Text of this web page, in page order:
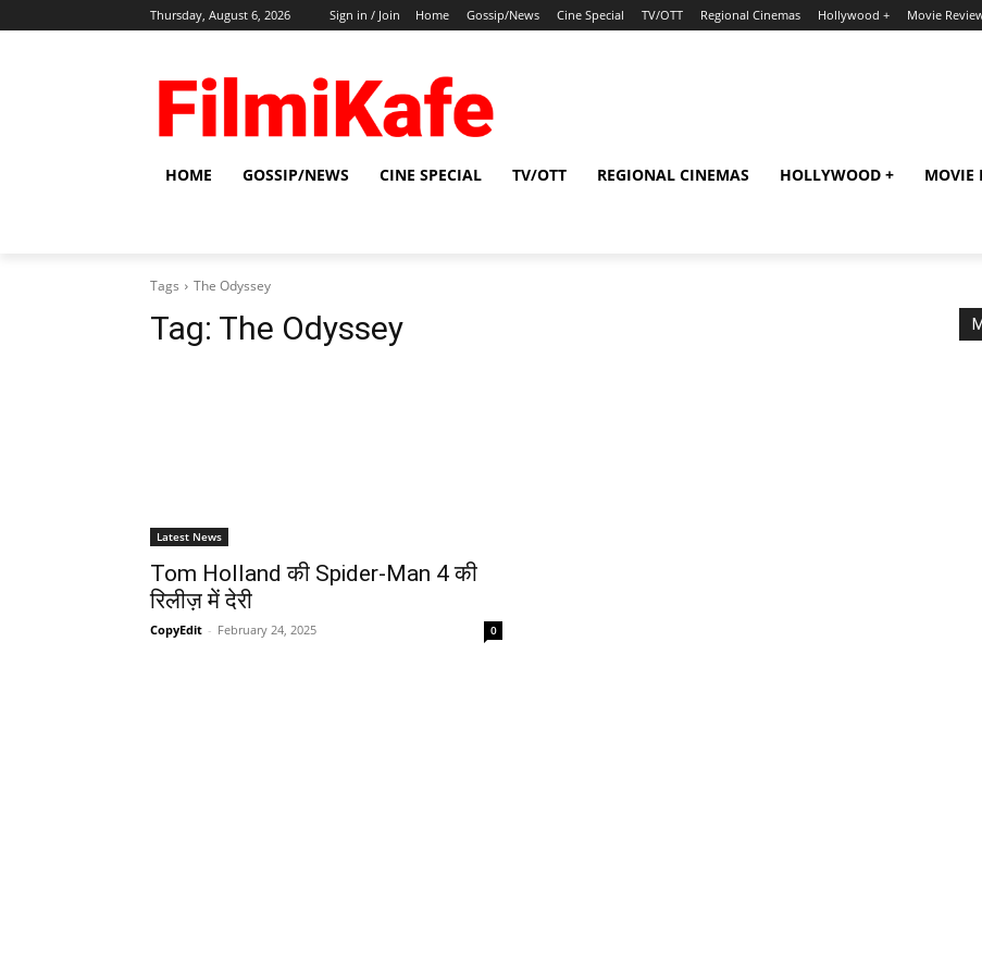
Thursday, August 6, 2026 Sign in / Join Home Gossip/News Cine Special TV/OTT Regional Cinemas Hollywood + Movie
HOME GOSSIP/NEWS CINE SPECIAL TV/OTT REGIONAL CINEMAS HOLLYWOOD + MOVIE
Tags The Odyssey
Tag: The Odyssey
Latest News
Tom Holland की Spider-Man 4 की
रिलीज़ में देरी
CopyEdit - February 24, 2025 0